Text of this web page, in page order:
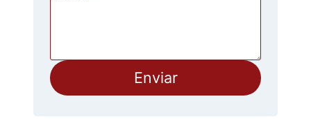
Enviar